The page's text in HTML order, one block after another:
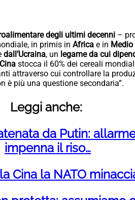
degli ultimi decenni –
in primis in Africa e in Medio
dall’Ucraina, un legame da cui
Cina stocca il 60% dei cereali
attraverso cui controllare la
è più una questione secondaria”.
Leggi anche:
da Putin:
impenna il riso…
Cina la NATO